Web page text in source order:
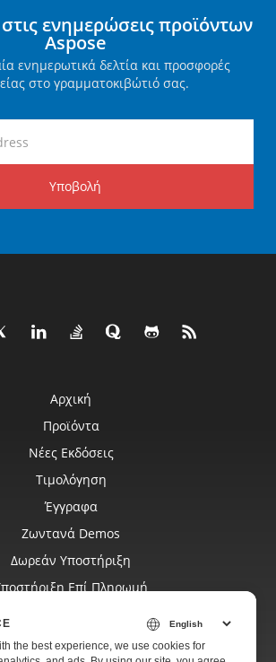
ενημερώσεις προϊόντων
Aspose
ενημερωτικά δελτία και προσφορές
στο γραμματοκιβώτιό σας.
Υποβολή
Αρχική
Προϊόντα
Νέες Εκδόσεις
Τιμολόγηση
Έγγραφα
Ζωντανά Demos
Δωρεάν Υποστήριξη
Επί Πληρωμή
Ιστότοποι
the best experience, we use cookies for